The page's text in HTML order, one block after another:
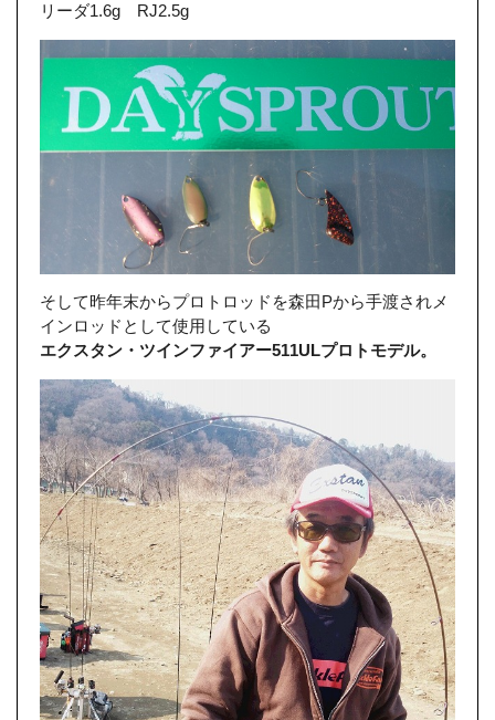
リーダ1.6g RJ2.5g
そして昨年末からプロトロッドを森田Pから手渡されメ
インロッドとして使用している
エクスタン・ツインファイアー511ULプロトモデル。